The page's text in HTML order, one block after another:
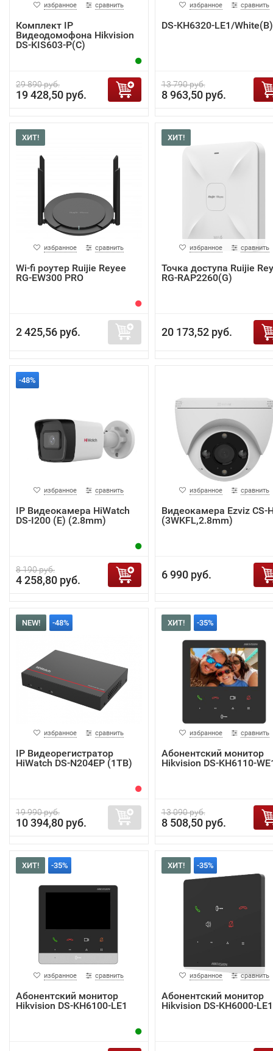
избранное сравнить
Комплект IP
Видеодомофона Hikvision
DS-KIS603-P(C)
29 890 руб.
19 428,50 руб.
избранное сравнить
DS-KH6320-LE1/White(B)
13 790 руб.
8 963,50 руб.
ХИТ!
избранное сравнить
Wi-fi роутер Ruijie Reyee
RG-EW300 PRO
2 425,56 руб.
ХИТ!
избранное сравнить
Точка доступа Ruijie
RG-RAP2260(G)
20 173,52 руб.
-48%
избранное сравнить
IP Видеокамера HiWatch
DS-I200 (E) (2.8mm)
8 190 руб.
4 258,80 руб.
избранное сравнить
Видеокамера Ezviz CS-
(3WKFL,2.8mm)
6 990 руб.
NEW! -48%
избранное сравнить
IP Видеорегистратор
HiWatch DS-N204EP (1TB)
19 990 руб.
10 394,80 руб.
ХИТ! -35%
избранное сравнить
Абонентский монитор
Hikvision DS-KH6110-
13 090 руб.
8 508,50 руб.
ХИТ! -35%
избранное сравнить
Абонентский монитор
Hikvision DS-KH6100-LE1
ХИТ! -35%
избранное сравнить
Абонентский монитор
Hikvision DS-KH6000-LE1